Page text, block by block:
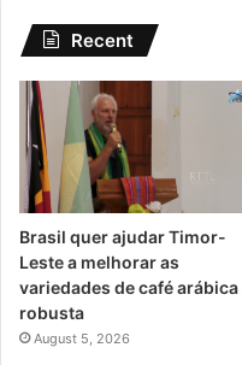
Recent
Brasil quer ajudar Timor-
Leste a melhorar as
variedades de café arábica
robusta
August 5, 2026